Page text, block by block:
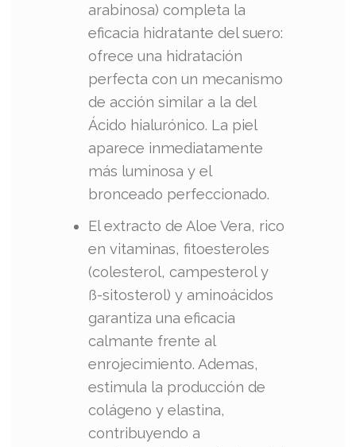
arabinosa) completa la
eficacia hidratante del suero:
ofrece una hidratación
perfecta con un mecanismo
de acción similar a la del
Ácido hialurónico. La piel
aparece inmediatamente
más luminosa y el
bronceado perfeccionado.
El extracto de Aloe Vera, rico
en vitaminas, fitoesteroles
(colesterol, campesterol y
ß-sitosterol) y aminoácidos
garantiza una eficacia
calmante frente al
enrojecimiento. Ademas,
estimula la producción de
colágeno y elastina,
contribuyendo a